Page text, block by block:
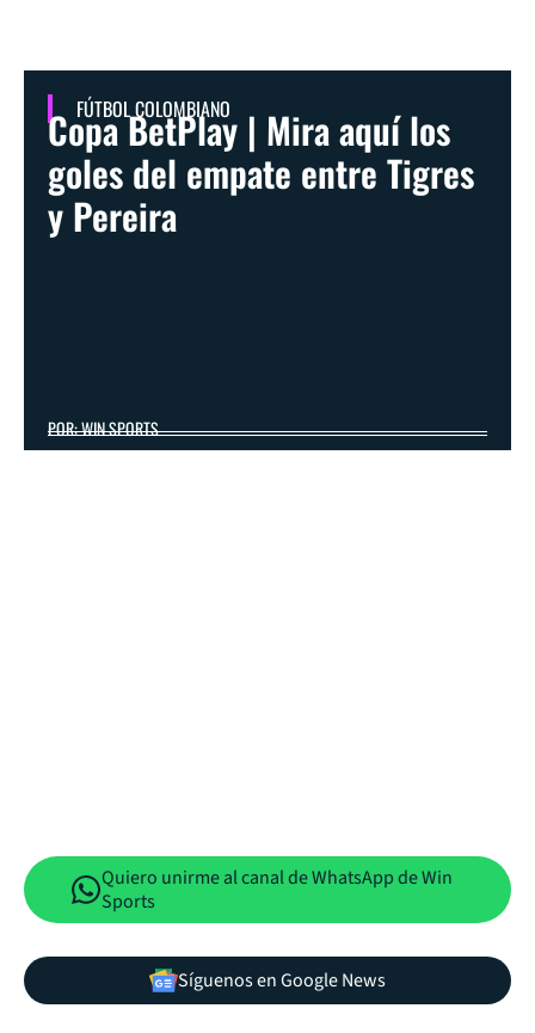
FÚTBOL COLOMBIANO
Copa BetPlay | Mira aquí los
goles del empate entre Tigres
y Pereira
POR: WIN SPORTS
Quiero unirme al canal de WhatsApp de Win
Sports
Síguenos en Google News